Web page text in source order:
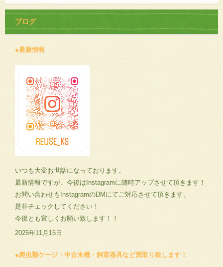
ブログ
●最新情報
いつも大変お世話になっております。
最新情報ですが、今後はInstagramに随時アップさせて頂きます！
お問い合わせもInstagramのDMにてご対応させて頂きます。
是非チェックしてください！
今後とも宜しくお願い致します！！
2025年11月15日
●爬虫類ケージ・中古水槽・飼育器具など買取り致します！